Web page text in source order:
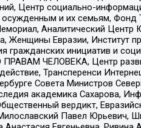
Центр социально-
и их семьям, Фонд
Аналитический
Женщины Евразии, Институт
гражданских инициатив и
ЧЕЛОВЕКА, Центр
Трансперенси
Совета Министров
академика Сахарова,
вердикт,
Павел Юрьевич,